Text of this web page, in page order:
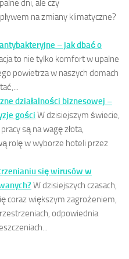
dni, ale czy
na zmiany klimatyczne?
– jak dbać o
to nie tylko komfort w upalne
powietrza w naszych domach
działalności biznesowej –
gości W dzisiejszym świecie,
są na wagę złota,
rolę w wyborze hoteli przez
się wirusów w
W dzisiejszych czasach,
coraz większym zagrożeniem,
odpowiednia